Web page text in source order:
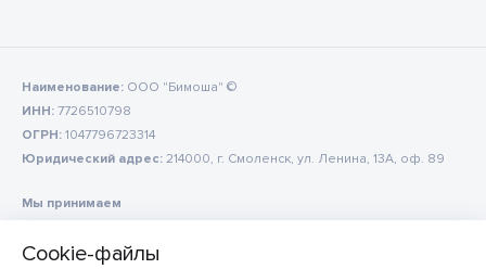
Наименование: ООО "Бимоша" ©
ИНН: 7726510798
ОГРН: 1047796723314
Юридический адрес: 214000, г. Смоленск, ул. Ленина, 13А, оф. 89
Мы принимаем